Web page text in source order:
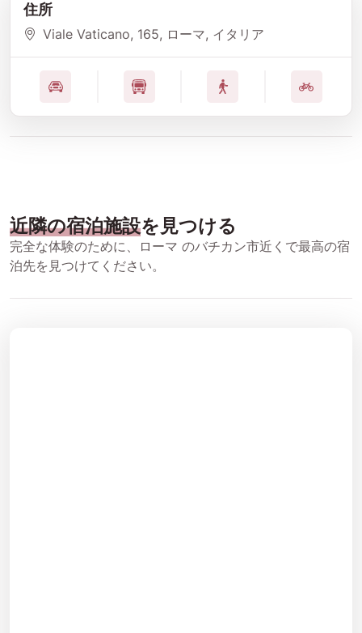
住所
Viale Vaticano, 165, ローマ, イタリア
近隣の宿泊施設を見つける
完全な体験のために、ローマ のバチカン市近くで最高の宿
泊先を見つけてください。